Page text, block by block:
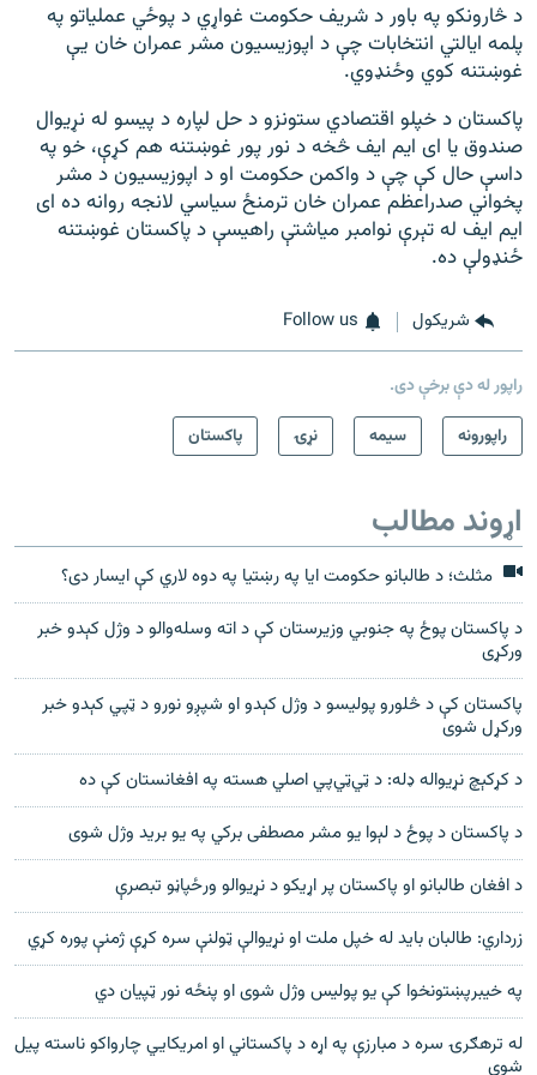
د څارونکو په باور د شریف حکومت غواړي د پوځي عملیاتو په
پلمه ایالتي انتخابات چې د اپوزیسیون مشر عمران خان یې
غوښتنه کوي وځنډوي.
پاکستان د خپلو اقتصادي ستونزو د حل لپاره د پیسو له نړیوال
صندوق یا ای ایم ایف څخه د نور پور غوښتنه هم کړې، خو په
داسې حال کې چې د واکمن حکومت او د اپوزیسیون د مشر
پخواني صدراعظم عمران خان ترمنځ سیاسي لانجه روانه ده ای
ایم ایف له تېرې نوامبر میاشتې راهیسې د پاکستان غوښتنه
ځنډولې ده.
شريکول Follow us
راپور له دې برخې دی.
راپورونه
سيمه نړۍ پاکستان
اړوند مطالب
مثلث؛ د طالبانو حکومت ایا په رښتیا په دوه لاري کې ایسار دی؟
د پاکستان پوځ په جنوبي وزيرستان کې د اته وسله‌والو د وژل کېدو خبر
ورکړی
پاکستان کې د څلورو پوليسو د وژل کېدو او شپږو نورو د ټپي کېدو خبر
ورکړل شوی
د کړکېچ نړيواله ډله: د ټي‌ټي‌پي اصلي هسته په افغانستان کې ده
د پاکستان د پوځ د لېوا يو مشر مصطفی برکي په يو بريد وژل شوی
د افغان طالبانو او پاکستان پر اړيکو د نړيوالو ورځپاڼو تبصرې
زرداري: طالبان باید له خپل ملت او نړیوالې ټولنې سره کړې ژمنې پوره کړي
په خیبرپښتونخوا کې یو پولیس وژل شوی او پنځه نور ټپیان دي
له ترهګرۍ سره د مبارزې په اړه د پاکستاني او امریکايي چارواکو ناسته پیل
شوې